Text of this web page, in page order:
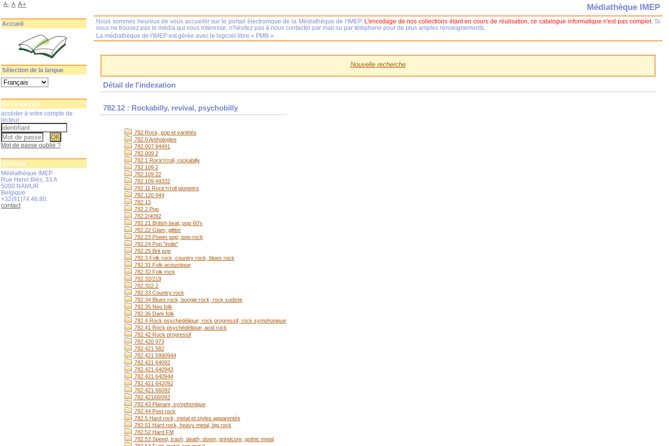
Nouvelle recherche
Détail de l'indexation
782.12 : Rockabilly, revival, psychobilly
782 Rock, pop et variétés
782.0 Anthologies
782.007 94491
782.009 2
782.1 Rock'n'roll, rockabilly
782.109 2
782.109 22
782.109 49332
782.11 Rock'n'roll pioneers
782.120 944
782.13
782.2 Pop
782.2/4092
782.21 British beat, pop 60's
782.22 Glam, glitter
782.23 Power pop, pop-rock
782.24 Pop "indie"
782.25 Brit pop
782.3 Folk rock, country rock, blues rock
782.31 Folk acoustique
782.32 Folk rock
782.32/219
782.322 2
782.33 Country rock
782.34 Blues rock, boogie rock, rock sudiste
782.35 Neo folk
782.36 Dark folk
782.4 Rock psychédélique, rock progressif, rock symphonique
782.41 Rock psychédélique, acid rock
782.42 Rock progressif
782.420 973
782.421 582
782.421 5990944
782.421 64092
782.421 640943
782.421 640944
782.421 642092
782.421 66092
782.42168/092
782.43 Planant, symphonique
782.44 Post rock
782.5 Hard rock, metal et styles apparentés
782.51 Hard rock, heavy metal, big rock
782.52 Hard FM
782.53 Speed, trash, death; doom, grindcore, gothic metal
Médiathèque IMEP
Nous sommes heureux de vous accueillir sur le portail électronique de la Médiathèque de l'IMEP. L'encodage de nos collections étant en cours de réalisation, ce catalogue informatique n'est pas complet. Si
vous ne trouvez pas le média qui vous intéresse, n'hésitez pas à nous contacter par mail ou par téléphone pour de plus amples renseignements.
La médiathèque de l'IMEP est gérée avec le logiciel libre « PMB ».
A- A A+
Accueil
Sélection de la langue
Se connecter
accéder à votre compte de
lecteur
Mot de passe oublié ?
Adresse
Médiathèque IMEP
Rue Henri Blès, 33 A
5000 NAMUR
Belgique
+32(81)74.46.80.
contact